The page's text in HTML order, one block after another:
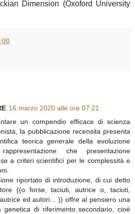
Dimension (Oxoford University
16 marzo 2020 alle ore 07:21
un compendio efficace di scienza
la pubblicazione recensita presenta
teorica generale della evoluzione
che presentazione
a criteri scientifici per le complessità e
riportato di introduzione, di cui detto
((o forse, taciuti, autrice o, taciuti,
ed autori... )) offre al pensiero una
genetica di riferimento secondario, cioè